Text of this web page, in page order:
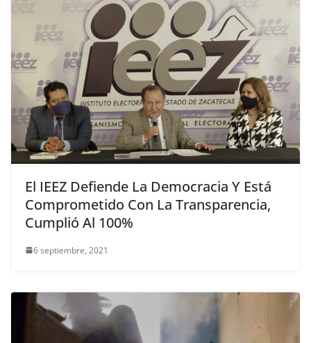
El IEEZ Defiende La Democracia Y Está
Comprometido Con La Transparencia,
Cumplió Al 100%
6 septiembre, 2021